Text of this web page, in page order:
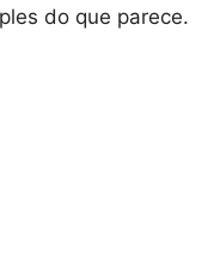
do que parece.